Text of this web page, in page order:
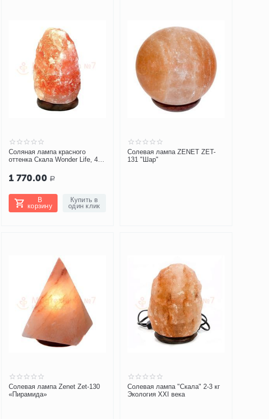
Соляная лампа красного
оттенка Скала Wonder Life, 4-6
1 770.00 Р
В
корзину
Купить в
один клик
Солевая лампа ZENET ZET-
131 "Шар"
Солевая лампа Zenet Zet-130
«Пирамида»
Солевая лампа "Скала" 2-3 кг
Экология XXI века